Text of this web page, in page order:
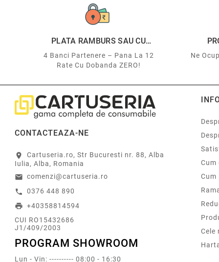
PLATA RAMBURS SAU CU
4 Banci Partenere – Pana La 12
Rate Cu Dobanda ZERO!
Ne
CONTACTEAZA-NE
location_on
Cartuseria.ro, Str Bucuresti nr. 88, Alba
Iulia, Alba, Romania
email comenzi@cartuseria.ro
call 0376 448 890
print +40358814594
CUI RO15432686
J1/409/2003
PROGRAM SHOWROOM
Lun - Vin: ---------- 08:00 - 16:30
Cum
Cum
Cele